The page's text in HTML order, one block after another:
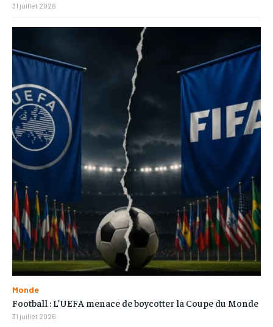
31 juillet 2026
Monde
Football : L’UEFA menace de boycotter la Coupe du Monde
31 juillet 2026